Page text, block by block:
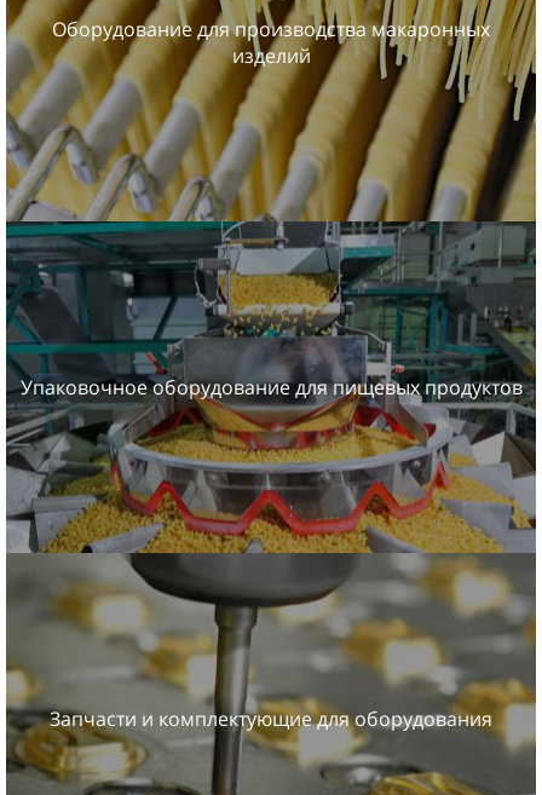
Оборудование для производства макаронных
изделий
Упаковочное оборудование для пищевых продуктов
Запчасти и комплектующие для оборудования